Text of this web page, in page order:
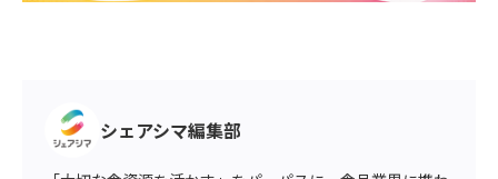
シェアシマ編集部